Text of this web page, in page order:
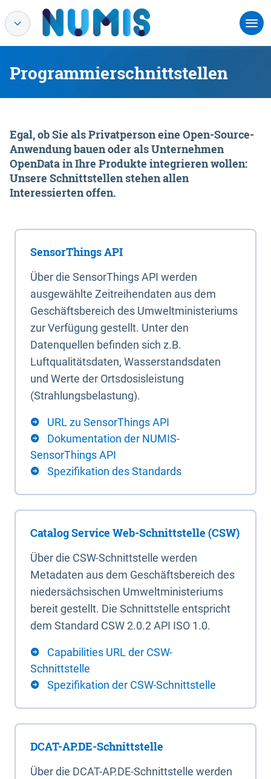
Programmierschnittstellen
Egal, ob Sie als Privatperson eine Open-Source-
Anwendung bauen oder als Unternehmen
OpenData in Ihre Produkte integrieren wollen:
Unsere Schnittstellen stehen allen
Interessierten offen.
SensorThings API
Über die SensorThings API werden
ausgewählte Zeitreihendaten aus dem
Geschäftsbereich des Umweltministeriums
zur Verfügung gestellt. Unter den
Datenquellen befinden sich z.B.
Luftqualitätsdaten, Wasserstandsdaten
und Werte der Ortsdosisleistung
(Strahlungsbelastung).
URL zu SensorThings API
Dokumentation der NUMIS-
SensorThings API
Spezifikation des Standards
Catalog Service Web-Schnittstelle (CSW)
Über die CSW-Schnittstelle werden
Metadaten aus dem Geschäftsbereich des
niedersächsischen Umweltministeriums
bereit gestellt. Die Schnittstelle entspricht
dem Standard CSW 2.0.2 API ISO 1.0.
Capabilities URL der CSW-
Schnittstelle
Spezifikation der CSW-Schnittstelle
DCAT-AP.DE-Schnittstelle
Über die DCAT-AP.DE-Schnittstelle werden